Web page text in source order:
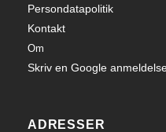
Persondatapolitik
Kontakt
Om
Skriv en Google
ADRESSER